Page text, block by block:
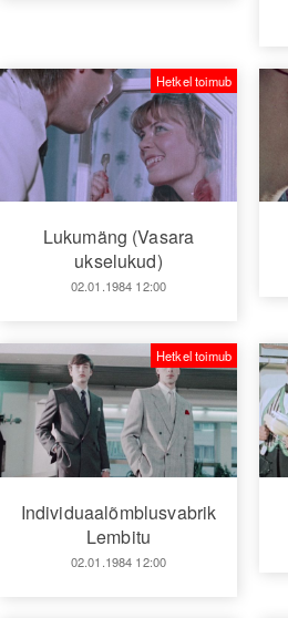
Lukumäng (Vasara
ukselukud)
02.01.1984 12:00
Hetkel toimub
Individuaalõmblusvabrik
Lembitu
02.01.1984 12:00
Hetkel toimub